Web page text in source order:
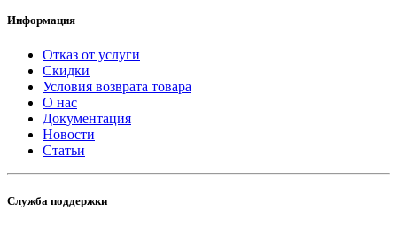
Информация
Отказ от услуги
Скидки
Условия возврата товара
О нас
Документация
Новости
Статьи
Служба поддержки